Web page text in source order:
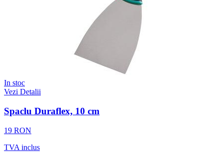
In stoc
Vezi Detalii
Spaclu Duraflex, 10 cm
19 RON
TVA inclus